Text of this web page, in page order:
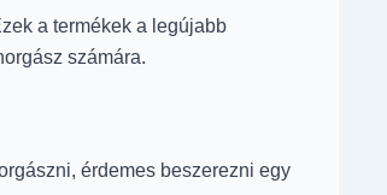
a termékek a legújabb
számára.
érdemes beszerezni egy